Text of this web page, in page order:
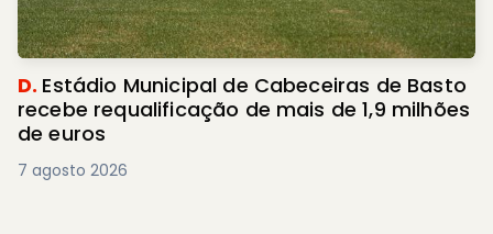
D. Estádio Municipal de Cabeceiras de Basto
recebe requalificação de mais de 1,9 milhões
de euros
7 agosto 2026